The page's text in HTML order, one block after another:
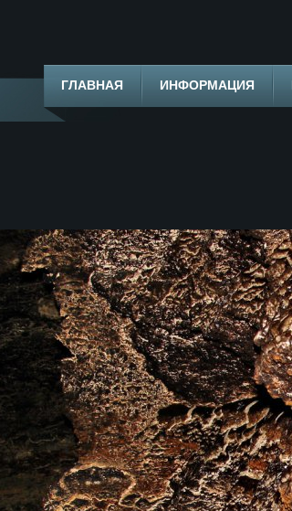
ГЛАВНАЯ ИНФОРМАЦИЯ